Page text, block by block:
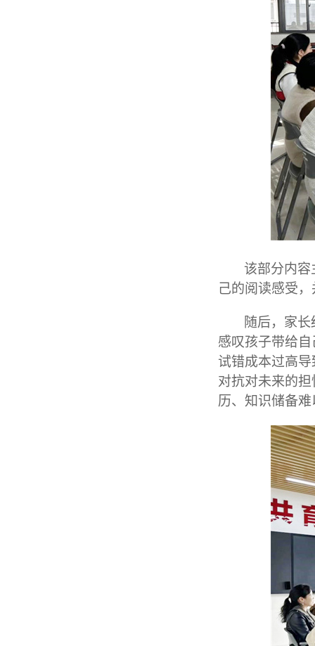
该部分内
己的阅读感受
随后，家
感叹孩子带给
试错成本过高
对抗对未来的
历、知识储备